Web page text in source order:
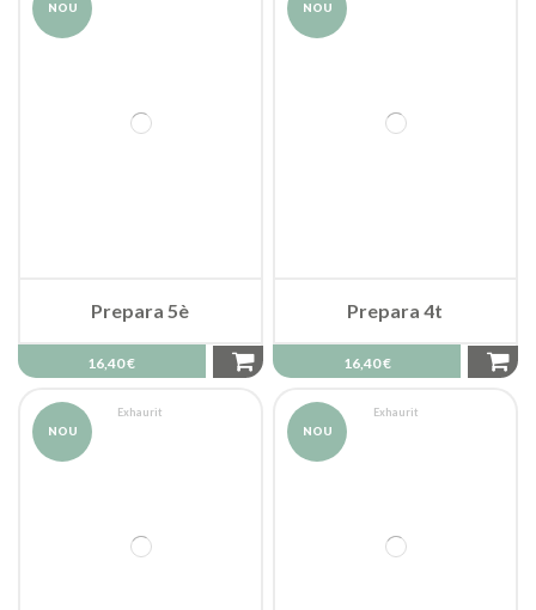
NOU
Prepara 5è
16,40 €
NOU
Prepara 4t
16,40 €
NOU
Exhaurit
NOU
Exhaurit